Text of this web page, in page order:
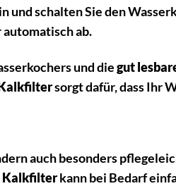
schalten Sie den
ab.
und diegut
sorgt dafür, dass Ihr
auch besonders
Kalkfilterkann bei Bedarf